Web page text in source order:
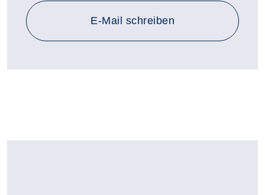
E-Mail schreiben